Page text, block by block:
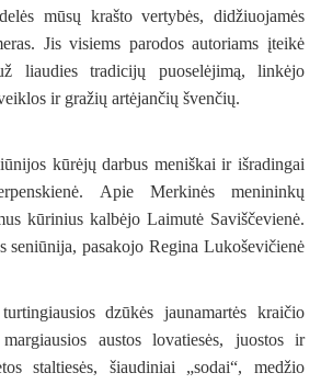
mūsų krašto vertybės, didžiuojamės
Jis visiems parodos autoriams įteikė
liaudies tradicijų puoselėjimą, linkėjo
ir gražių artėjančių švenčių.
kūrėjų darbus meniškai ir išradingai
Apie Merkinės menininkų
kūrinius kalbėjo Laimutė Saviščevienė.
seniūnija, pasakojo Regina Lukoševičienė
dzūkės jaunamartės kraičio
austos lovatiesės, juostos ir
staltiesės, šiaudiniai „sodai“, medžio